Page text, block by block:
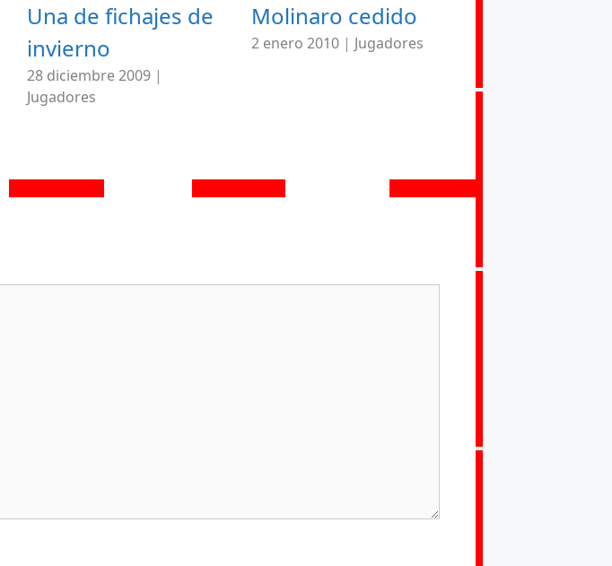
Una de fichajes de
invierno
28 diciembre 2009 |
Jugadores
Molinaro cedido
2 enero 2010 | Jugadores